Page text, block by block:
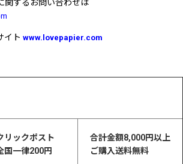
関するお問い合わせは
イト www.lovepapier.com
リックポスト
国一律200円
合計金額8,000円以上
ご購入送料無料